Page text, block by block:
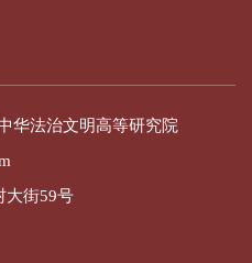
华法治文明高等研究院
大街59号